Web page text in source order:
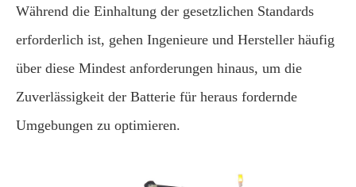
Während die Einhaltung der gesetzlichen Standards
erforderlich ist, gehen Ingenieure und Hersteller häufig
über diese Mindest anforderungen hinaus, um die
Zuverlässigkeit der Batterie für heraus fordernde
Umgebungen zu optimieren.